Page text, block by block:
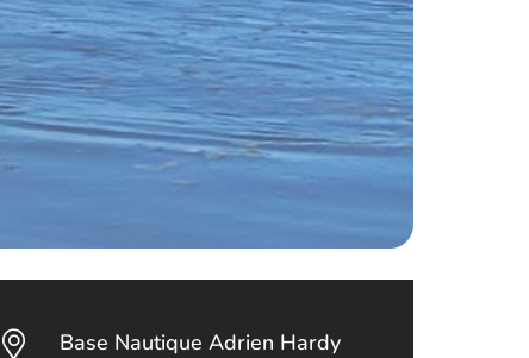
Base Nautique Adrien Hardy